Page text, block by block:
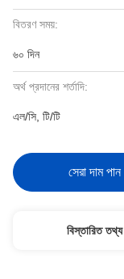
বিতরণ সময়:
৬০ দিন
অর্থ প্রদানের শর্তাদি:
এল/সি, টি/টি
সেরা দাম পান
বিস্তারিত তথ্য